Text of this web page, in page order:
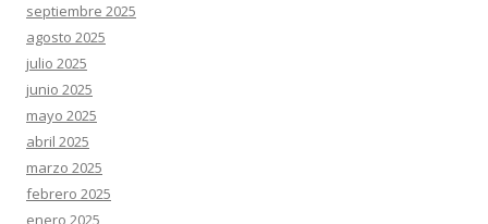
septiembre 2025
agosto 2025
julio 2025
junio 2025
mayo 2025
abril 2025
marzo 2025
febrero 2025
enero 2025